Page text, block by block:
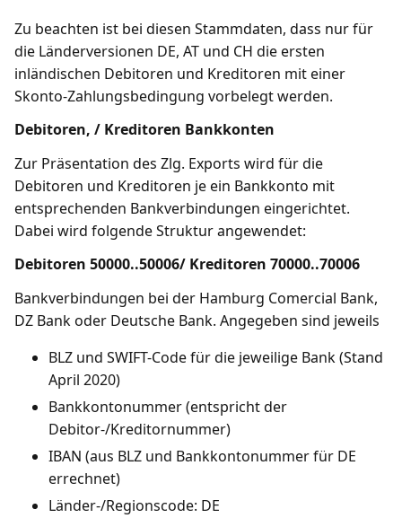
Zu beachten ist bei diesen Stammdaten, dass nur für
die Länderversionen DE, AT und CH die ersten
inländischen Debitoren und Kreditoren mit einer
Skonto-Zahlungsbedingung vorbelegt werden.
Debitoren, / Kreditoren Bankkonten
Zur Präsentation des Zlg. Exports wird für die
Debitoren und Kreditoren je ein Bankkonto mit
entsprechenden Bankverbindungen eingerichtet.
Dabei wird folgende Struktur angewendet:
Debitoren 50000..50006/ Kreditoren 70000..70006
Bankverbindungen bei der Hamburg Comercial Bank,
DZ Bank oder Deutsche Bank. Angegeben sind jeweils
BLZ und SWIFT-Code für die jeweilige Bank (Stand
April 2020)
Bankkontonummer (entspricht der
Debitor-/Kreditornummer)
IBAN (aus BLZ und Bankkontonummer für DE
errechnet)
Länder-/Regionscode: DE